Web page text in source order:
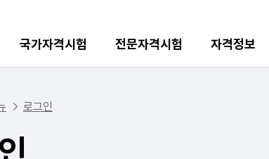
국가자격시험 전문자격시험 자격정보
로그인